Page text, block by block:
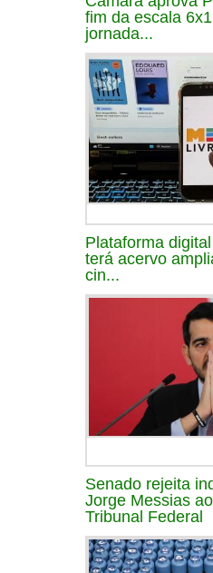
fim da escala
jornada...
Plataforma
terá acervo
cin...
Senado rejeita
Jorge Messias
Tribunal Federal